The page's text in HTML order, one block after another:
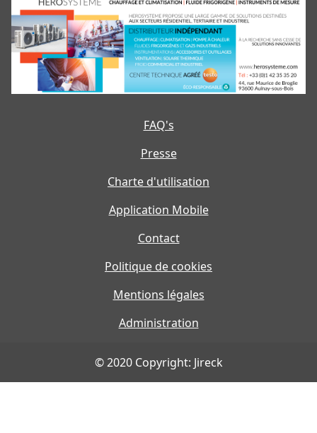
FAQ's
Presse
Charte d'utilisation
Application Mobile
Contact
Politique de cookies
Mentions légales
Administration
© 2020 Copyright: Jireck